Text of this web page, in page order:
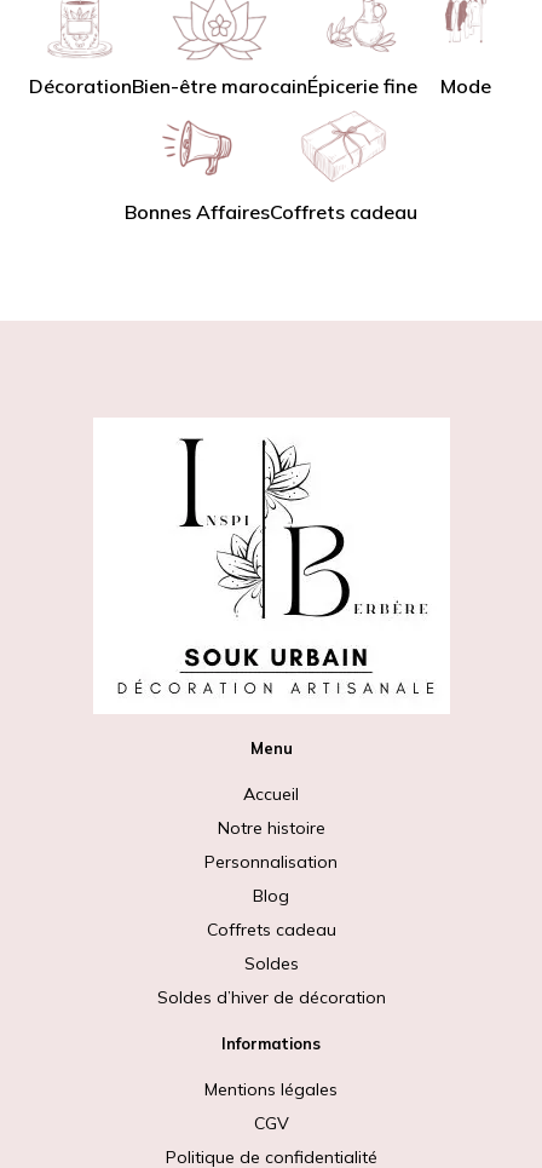
DécorationBien-être marocainÉpicerie fine Mode
Bonnes AffairesCoffrets cadeau
Menu
Accueil
Notre histoire
Personnalisation
Blog
Coffrets cadeau
Soldes
Soldes d’hiver de décoration
Informations
Mentions légales
CGV
Politique de confidentialité